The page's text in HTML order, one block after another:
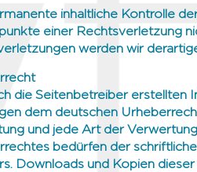
inhaltliche Kontrolle
einer Rechtsverletzung
werden wir
die Seitenbetreiber erstellten
dem deutschen
und jede Art der
bedürfen der
Downloads und Kopien